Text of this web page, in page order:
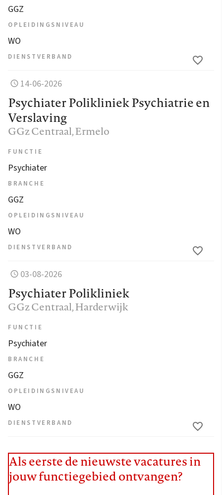
GGZ
OPLEIDINGSNIVEAU
WO
DIENSTVERBAND
14-06-2026
Psychiater Polikliniek Psychiatrie en
Verslaving
GGz Centraal, Ermelo
FUNCTIE
Psychiater
BRANCHE
GGZ
OPLEIDINGSNIVEAU
WO
DIENSTVERBAND
03-08-2026
Psychiater Polikliniek
GGz Centraal, Harderwijk
FUNCTIE
Psychiater
BRANCHE
GGZ
OPLEIDINGSNIVEAU
WO
DIENSTVERBAND
Als eerste de nieuwste vacatures in
jouw functiegebied ontvangen?